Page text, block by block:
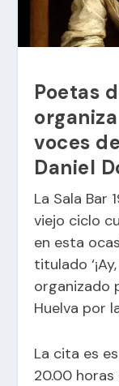
Poetas
voces
Daniel
La Sala Bar
viejo ciclo
en esta
titulado
organizado
Huelva por
La cita es
20.00